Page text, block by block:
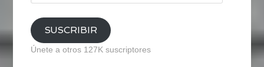
email
SUSCRIBIR
Únete a otros 127K suscriptores